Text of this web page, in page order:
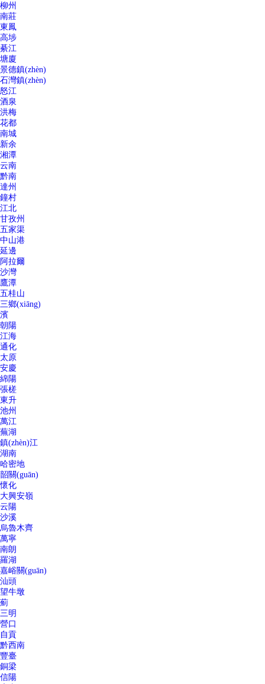
柳州
南莊
東鳳
高埗
綦江
塘廈
景德鎮(zhèn)
石灣鎮(zhèn)
怒江
酒泉
洪梅
花都
南城
新余
湘潭
云南
黔南
達州
鐘村
江北
甘孜州
五家渠
中山港
延邊
阿拉爾
沙灣
鷹潭
五桂山
三鄉(xiāng)
濱
朝陽
江海
通化
太原
安慶
綿陽
張槎
東升
池州
萬江
蕪湖
鎮(zhèn)江
湖南
哈密地
韶關(guān)
懷化
大興安嶺
云陽
沙溪
烏魯木齊
萬寧
南朗
羅湖
嘉峪關(guān)
汕頭
望牛墩
薊
三明
營口
自貢
黔西南
豐臺
銅梁
信陽